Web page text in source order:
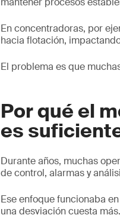
En concentradoras, por
hacia flotación,
El problema es que
Por qué el
es
Durante años, muchas
de control, alarmas y
Ese enfoque funcionaba
una desviación cuesta más.